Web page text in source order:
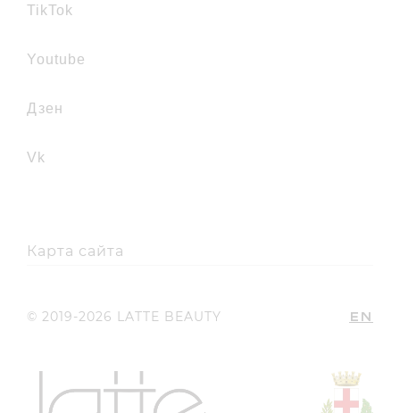
TikTok
youtube
дзен
vk
Карта сайта
© 2019-2026 LATTE BEAUTY EN